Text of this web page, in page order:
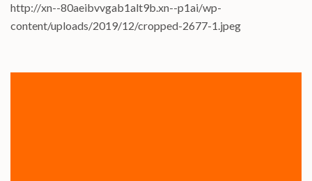
http://xn--80aeibvvgab1alt9b.xn--p1ai/wp-
content/uploads/2019/12/cropped-2677-1.jpeg